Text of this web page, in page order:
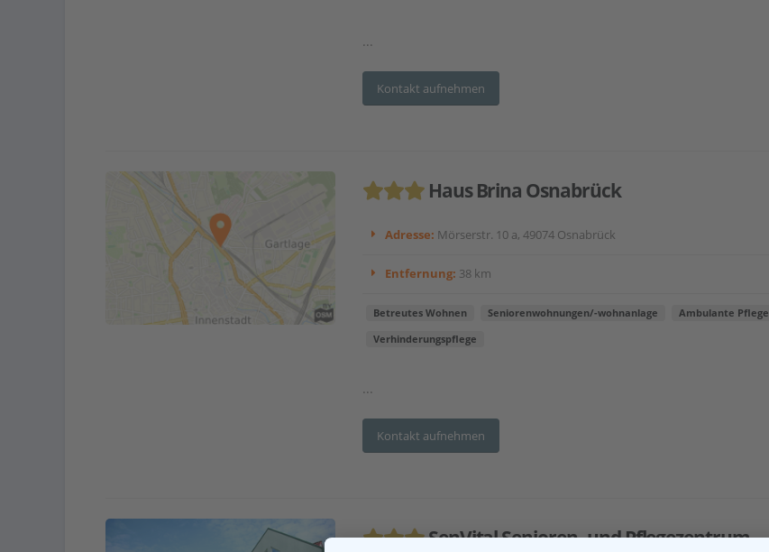
...
Kontakt aufnehmen
Haus Brina Osnabrück
Adresse: Mörserstr. 10 a, 49074 Osnabrück
Entfernung: 38 km
Betreutes Wohnen Seniorenwohnungen/-wohnanlage Ambulante Pflege
Verhinderungspflege
...
Kontakt aufnehmen
SenVital Senioren- und Pflegezentrum